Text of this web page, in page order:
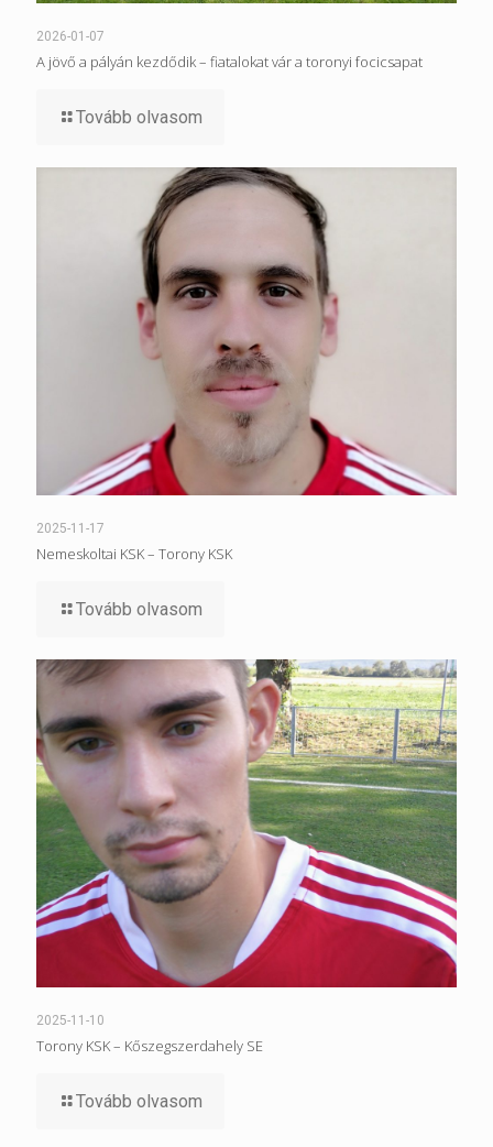
2026-01-07
A jövő a pályán kezdődik – fiatalokat vár a toronyi focicsapat
Tovább olvasom
2025-11-17
Nemeskoltai KSK – Torony KSK
Tovább olvasom
2025-11-10
Torony KSK – Kőszegszerdahely SE
Tovább olvasom